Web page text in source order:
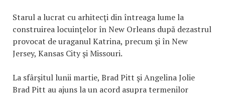
Starul a lucrat cu arhitecţi din întreaga lume la
construirea locuinţelor în New Orleans după dezastrul
provocat de uraganul Katrina, precum şi în New
Jersey, Kansas City şi Missouri.
La sfârşitul lunii martie, Brad Pitt şi Angelina Jolie
Brad Pitt au ajuns la un acord asupra termenilor